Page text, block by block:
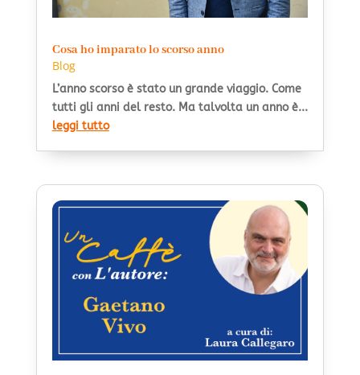
Cosa ho imparato lo scorso anno
Blog
L’anno scorso è stato un grande viaggio. Come
tutti gli anni del resto. Ma talvolta un anno è...
leggi tutto